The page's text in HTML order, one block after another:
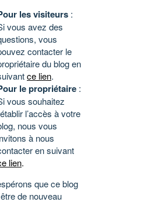
les visiteurs :
vous avez des
vous
contacter le
du blog en
ce lien.
le propriétaire :
vous souhaitez
l’accès à votre
nous vous
à nous
en suivant
lien.
que ce blog
de nouveau